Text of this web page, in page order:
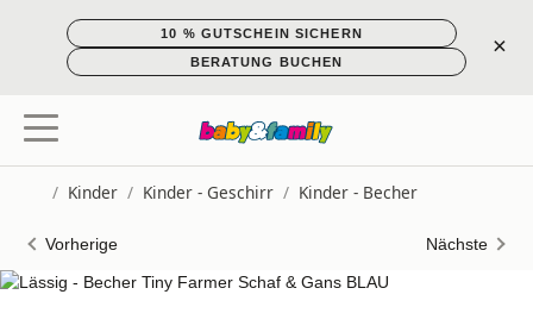
10 % GUTSCHEIN SICHERN
BERATUNG BUCHEN
×
/ Kinder / Kinder - Geschirr / Kinder - Becher
Vorherige Nächste